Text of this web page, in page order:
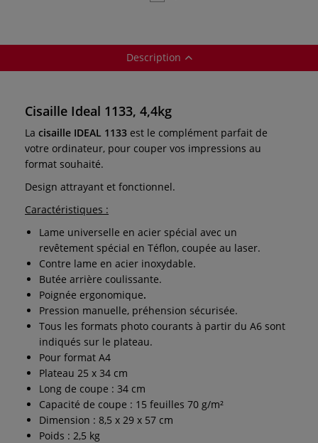
Description
Cisaille Ideal 1133, 4,4kg
La cisaille IDEAL 1133 est le complément parfait de
votre ordinateur, pour couper vos impressions au
format souhaité.
Design attrayant et fonctionnel.
Caractéristiques :
Lame universelle en acier spécial avec un
revêtement spécial en Téflon, coupée au laser.
Contre lame en acier inoxydable.
Butée arrière coulissante.
Poignée ergonomique.
Pression manuelle, préhension sécurisée.
Tous les formats photo courants à partir du A6 sont
indiqués sur le plateau.
Pour format A4
Plateau 25 x 34 cm
Long de coupe : 34 cm
Capacité de coupe : 15 feuilles 70 g/m²
Dimension : 8,5 x 29 x 57 cm
Poids : 2,5 kg